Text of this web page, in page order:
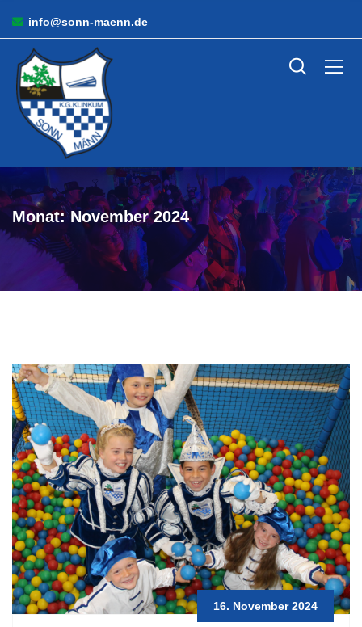
info@sonn-maenn.de
Monat:November 2024
16. November 2024